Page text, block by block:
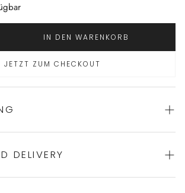
IN DEN WARENKORB
JETZT ZUM CHECKOUT
von VERDIANI
DELIVERY